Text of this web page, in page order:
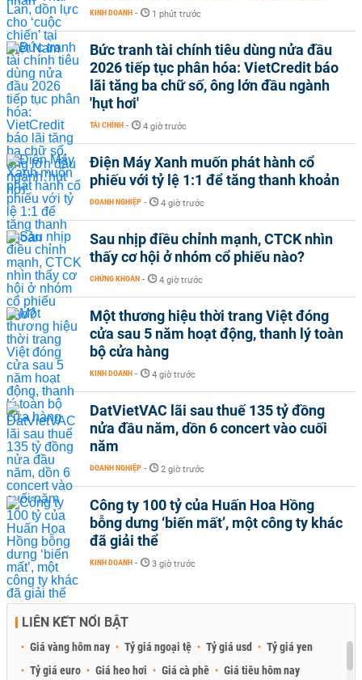
KINH DOANH - 1 phút trước
Bức tranh tài chính tiêu dùng nửa đầu
2026 tiếp tục phân hóa: VietCredit báo
lãi tăng ba chữ số, ông lớn đầu ngành
'hụt hơi'
TÀI CHÍNH - 4 giờ trước
Điện Máy Xanh muốn phát hành cổ
phiếu với tỷ lệ 1:1 để tăng thanh khoản
DOANH NGHIỆP - 4 giờ trước
Sau nhịp điều chỉnh mạnh, CTCK nhìn
thấy cơ hội ở nhóm cổ phiếu nào?
CHỨNG KHOÁN - 4 giờ trước
Một thương hiệu thời trang Việt đóng
cửa sau 5 năm hoạt động, thanh lý toàn
bộ cửa hàng
KINH DOANH - 4 giờ trước
DatVietVAC lãi sau thuế 135 tỷ đồng
nửa đầu năm, dồn 6 concert vào cuối
năm
DOANH NGHIỆP - 2 giờ trước
Công ty 100 tỷ của Huấn Hoa Hồng
bỗng dưng ‘biến mất’, một công ty khác
đã giải thể
KINH DOANH - 3 giờ trước
LIÊN KẾT NỔI BẬT
Giá vàng hôm nay Tỷ giá ngoại tệ Tỷ giá usd
Tỷ giá yen
Tỷ giá euro
Giá heo hơi Giá cà phê Giá tiêu hôm nay